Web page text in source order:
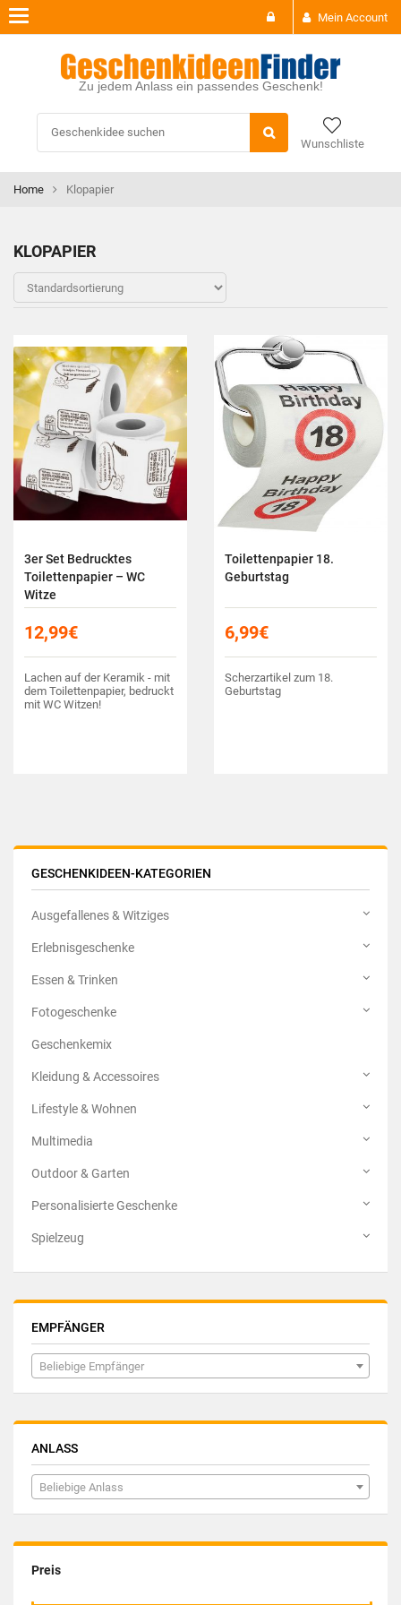
Mein Account
Zu jedem Anlass ein passendes Geschenk!
Wunschliste
Toggle
navigation
Home Klopapier
GESCHENKIDEEN-KATEGORIEN
Ausgefallenes & Witziges
Erlebnisgeschenke
Essen & Trinken
Fotogeschenke
Geschenkemix
Kleidung & Accessoires
Lifestyle & Wohnen
Multimedia
Outdoor & Garten
Personalisierte Geschenke
Spielzeug
EMPFÄNGER
Beliebige Empfänger
ANLASS
Beliebige Anlass
Preis
KLOPAPIER
3er Set Bedrucktes
Toilettenpapier – WC
Witze
12,99€
Lachen auf der Keramik - mit
dem Toilettenpapier, bedruckt
mit WC Witzen!
Toilettenpapier 18.
Geburtstag
6,99€
Scherzartikel zum 18.
Geburtstag